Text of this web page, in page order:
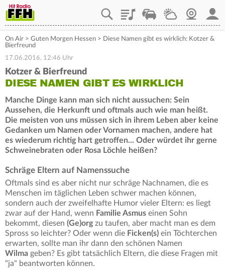
PlaylistStaupilotWetterWebcam
On Air > Guten Morgen Hessen > Diese Namen gibt es wirklich: Kotzer &
Bierfreund
17.06.2016, 12:46 Uhr
Kotzer & Bierfreund
DIESE NAMEN GIBT ES WIRKLICH
Manche Dinge kann man sich nicht aussuchen: Sein
Aussehen, die Herkunft und oftmals auch wie man heißt.
Die meisten von uns müssen sich in ihrem Leben aber keine
Gedanken um Namen oder Vornamen machen, andere hat
es wiederum richtig hart getroffen... Oder würdet ihr gerne
Schweinebraten oder Rosa Löchle heißen?
Schräge Eltern auf Namenssuche
Oftmals sind es aber nicht nur schräge Nachnamen, die es
Menschen im täglichen Leben schwer machen können,
sondern auch der zweifelhafte Humor vieler Eltern: es liegt
zwar auf der Hand, wenn Familie Asmus einen Sohn
bekommt, diesen (Ge)org zu taufen, aber macht man es dem
Spross so leichter? Oder wenn die Ficken(s) ein Töchterchen
erwarten, sollte man ihr dann den schönen Namen
Wilma geben? Es gibt tatsächlich Eltern, die diese Fragen mit
"ja" beantworten können.